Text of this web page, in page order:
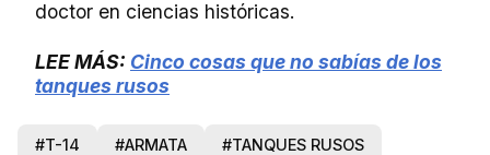
doctor en ciencias históricas.
LEE MÁS: Cinco cosas que no sabías de los
tanques rusos
#T-14 #ARMATA #TANQUES RUSOS